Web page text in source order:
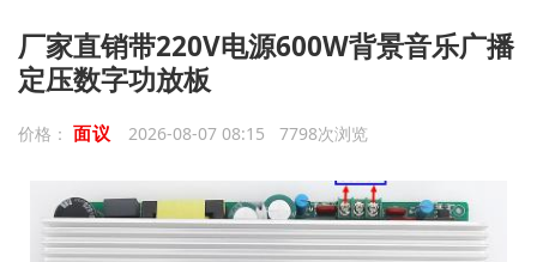
厂家直销带220V电源600W背景音乐广播
定压数字功放板
价格： 面议 2026-08-07 08:15 7798次浏览